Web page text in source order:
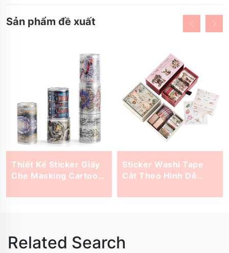
Sản phẩm đề xuất
Thiết Kế Sticker Giấy
Che Masking Cartoon
Sắc Rực Rỡ cho Trang
Sticker Washi Tape
Cắt Theo Hình Dễ
Kawaii cho In Sổ Ghi
Related Search